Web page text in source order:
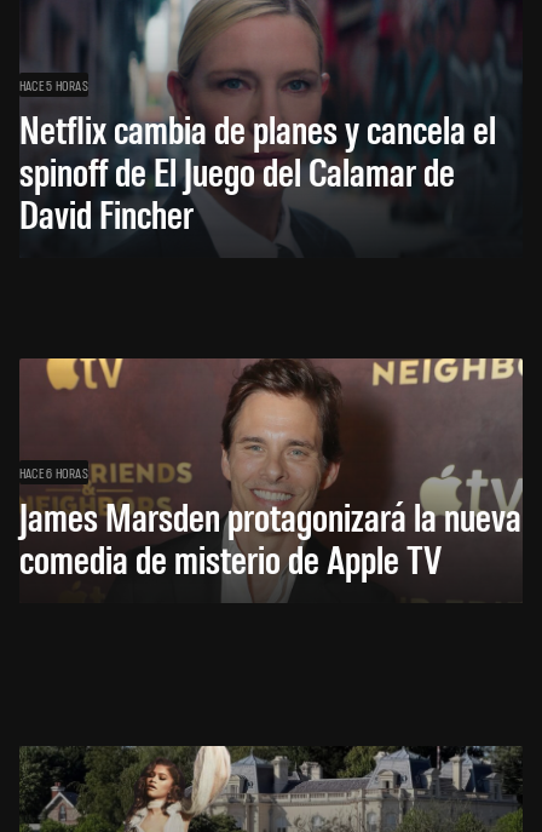
HACE 5 HORAS
Netflix cambia de planes y cancela el
spinoff de El Juego del Calamar de
David Fincher
HACE 6 HORAS
James Marsden protagonizará la nueva
comedia de misterio de Apple TV